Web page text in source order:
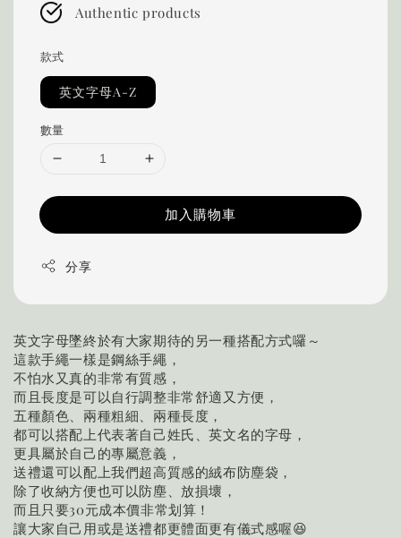
Authentic products
款式
英文字母A-Z
數量
加入購物車
分享
英文字母墜終於有大家期待的另一種搭配方式囉～
這款手繩一樣是鋼絲手繩，
不怕水又真的非常有質感，
而且長度是可以自行調整非常舒適又方便，
五種顏色、兩種粗細、兩種長度，
都可以搭配上代表著自己姓氏、英文名的字母，
更具屬於自己的專屬意義，
送禮還可以配上我們超高質感的絨布防塵袋，
除了收納方便也可以防塵、放損壞，
而且只要30元成本價非常划算！
讓大家自己用或是送禮都更體面更有儀式感喔😆